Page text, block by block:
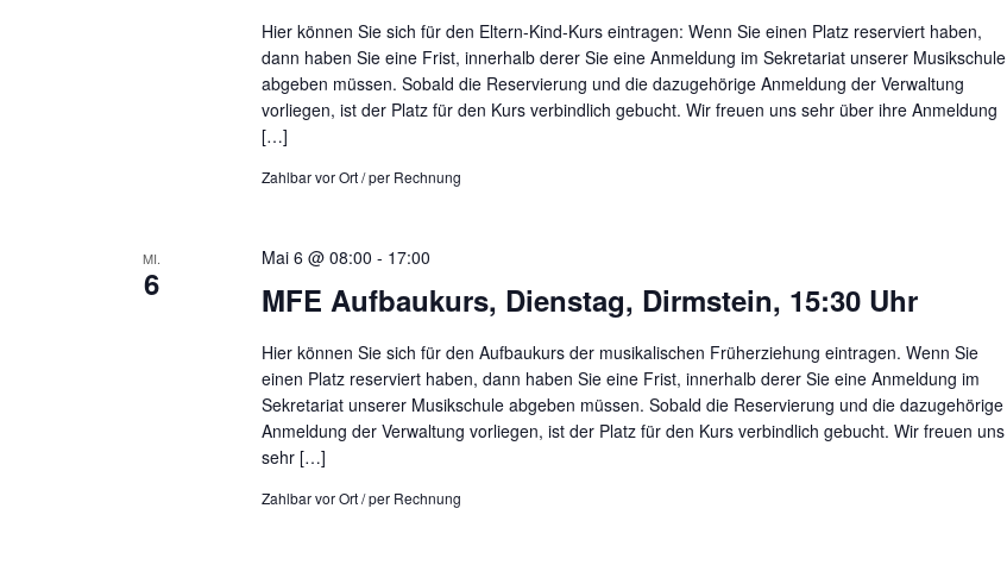
Hier können Sie sich für den Eltern-Kind-Kurs eintragen: Wenn Sie einen Platz reserviert haben,
dann haben Sie eine Frist, innerhalb derer Sie eine Anmeldung im Sekretariat unserer Musikschule
abgeben müssen. Sobald die Reservierung und die dazugehörige Anmeldung der Verwaltung
vorliegen, ist der Platz für den Kurs verbindlich gebucht. Wir freuen uns sehr über ihre Anmeldung
[…]
Zahlbar vor Ort / per Rechnung
MI.
6 MFE Aufbaukurs, Dienstag, Dirmstein, 15:30 Uhr
Mai 6 @ 08:00 - 17:00
Hier können Sie sich für den Aufbaukurs der musikalischen Früherziehung eintragen. Wenn Sie
einen Platz reserviert haben, dann haben Sie eine Frist, innerhalb derer Sie eine Anmeldung im
Sekretariat unserer Musikschule abgeben müssen. Sobald die Reservierung und die dazugehörige
Anmeldung der Verwaltung vorliegen, ist der Platz für den Kurs verbindlich gebucht. Wir freuen uns
sehr […]
Zahlbar vor Ort / per Rechnung